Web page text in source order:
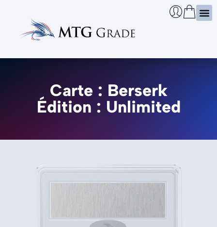
Carte : Berserk
Édition : Unlimited